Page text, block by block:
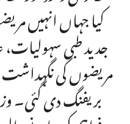
کیا جہاں انہیں
جدید طبی
مریضوں کی
بریفنگ دی